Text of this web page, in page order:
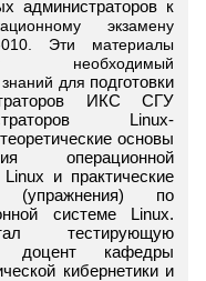
экзамену
Эти материалы
необходимый
для подготовки
ИКС СГУ
Linux-
основы
операционной
и практические
(упражнения) по
системе Linux.
тестирующую
доцент кафедры
кибернетики и